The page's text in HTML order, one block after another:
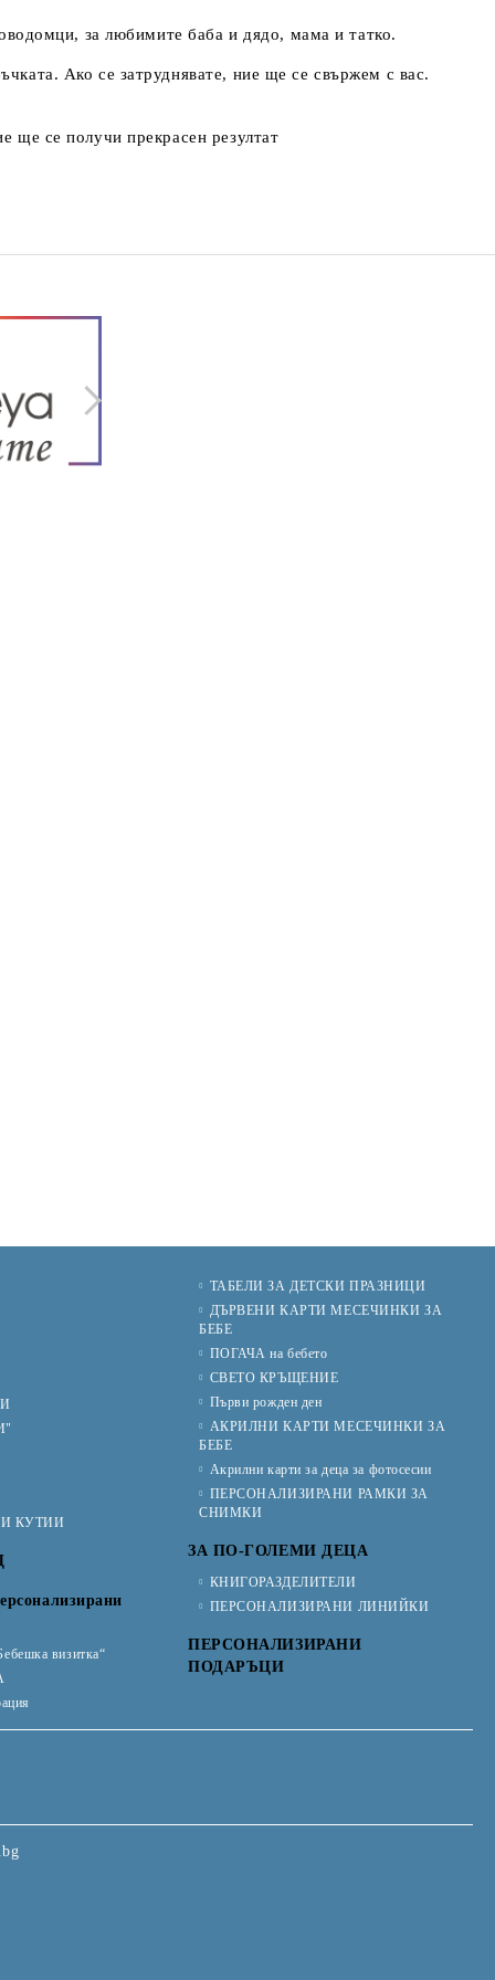
за любимите баба и дядо, мама и татко.
Ако се затруднявате, ние ще се свържем с вас.
ще се получи прекрасен резултат
КУТИИ
визитка“
ТАБЕЛИ ЗА ДЕТСКИ ПРАЗНИЦИ
ДЪРВЕНИ КАРТИ МЕСЕЧИНКИ ЗА
БЕБЕ
ПОГАЧА на бебето
СВЕТО КРЪЩЕНИЕ
Първи рожден ден
АКРИЛНИ КАРТИ МЕСЕЧИНКИ ЗА
БЕБЕ
Акрилни карти за деца за фотосесии
ПЕРСОНАЛИЗИРАНИ РАМКИ ЗА
СНИМКИ
ЗА ПО-ГОЛЕМИ ДЕЦА
КНИГОРАЗДЕЛИТЕЛИ
ПЕРСОНАЛИЗИРАНИ ЛИНИЙКИ
ПЕРСОНАЛИЗИРАНИ
ПОДАРЪЦИ